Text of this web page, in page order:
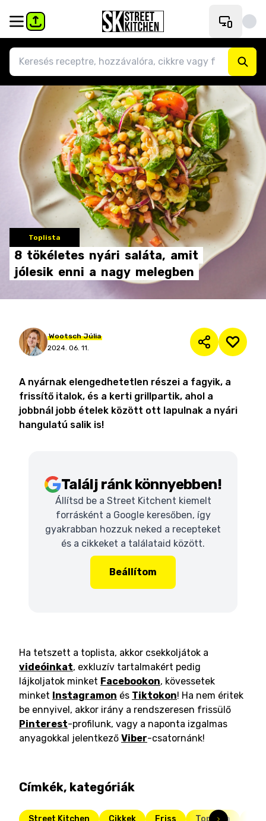
Toplista
8 tökéletes nyári saláta, amit
jólesik enni a nagy melegben
Wootsch Júlia
2024. 06. 11.
A nyárnak elengedhetetlen részei a fagyik, a
frissítő italok, és a kerti grillpartik, ahol a
jobbnál jobb ételek között ott lapulnak a nyári
hangulatú salik is!
Találj ránk könnyebben!
Állítsd be a Street Kitchent kiemelt
forrásként a Google keresőben, így
gyakrabban hozzuk neked a recepteket
és a cikkeket a találataid között.
Beállítom
Ha tetszett a toplista, akkor csekkoljátok a
videóinkat, exkluzív tartalmakért pedig
lájkoljatok minket Facebookon, kövessetek
minket Instagramon és Tiktokon! Ha nem éritek
be ennyivel, akkor irány a rendszeresen frissülő
Pinterest-profilunk, vagy a naponta izgalmas
anyagokkal jelentkező Viber-csatornánk!
Címkék, kategóriák
Street Kitchen Cikkek Friss Toplista